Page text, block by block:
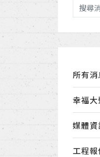
所有消
幸福
媒體
工程報